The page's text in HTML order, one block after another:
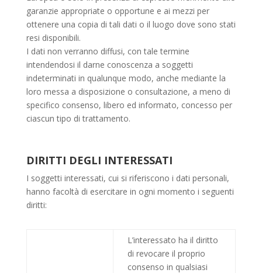
garanzie appropriate o opportune e ai mezzi per
ottenere una copia di tali dati o il luogo dove sono stati
resi disponibili.
I dati non verranno diffusi, con tale termine
intendendosi il darne conoscenza a soggetti
indeterminati in qualunque modo, anche mediante la
loro messa a disposizione o consultazione, a meno di
specifico consenso, libero ed informato, concesso per
ciascun tipo di trattamento.
DIRITTI DEGLI INTERESSATI
I soggetti interessati, cui si riferiscono i dati personali,
hanno facoltà di esercitare in ogni momento i seguenti
diritti:
L’interessato ha il diritto
di revocare il proprio
consenso in qualsiasi